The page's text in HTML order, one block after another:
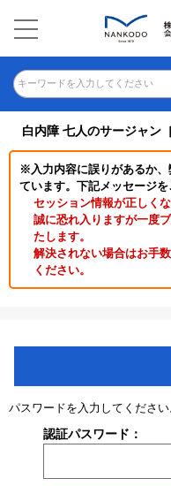
キーワードを入力してください
白内障 七人のサージャン
※入力内容に誤りがあるか
ています。下記メッセージを
セッション情報が正しく
誠に恐れ入りますが一度
たします。
解決されない場合はお手
ください。
パスワードを入力してください
認証パスワード：